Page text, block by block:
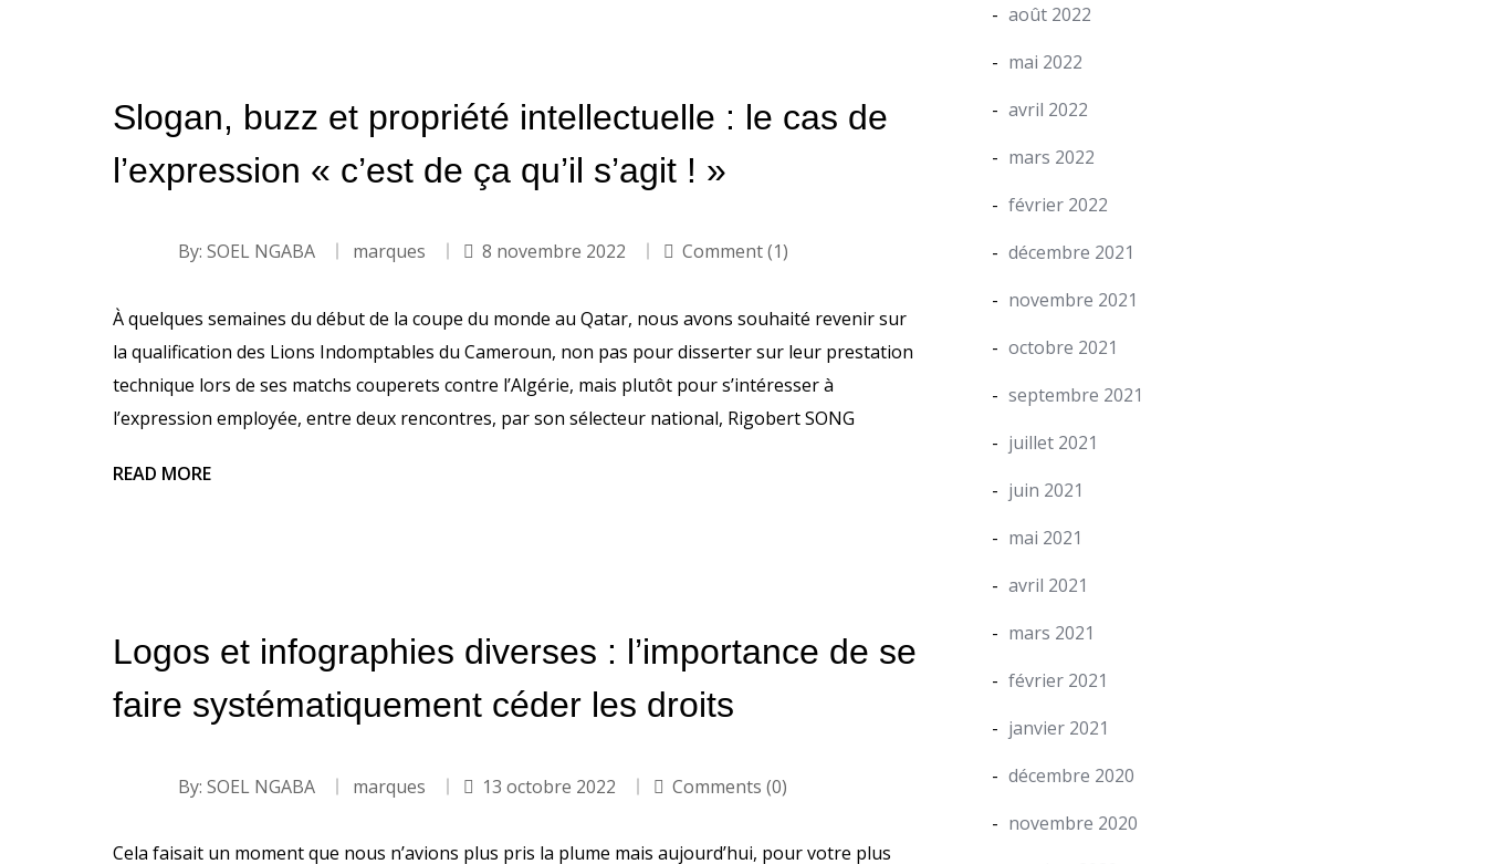
Slogan, buzz et propriété intellectuelle : le cas de
l’expression « c’est de ça qu’il s’agit ! »
By: SOEL NGABA marques 8 novembre 2022 Comment (1)
À quelques semaines du début de la coupe du monde au Qatar, nous avons souhaité revenir sur
la qualification des Lions Indomptables du Cameroun, non pas pour disserter sur leur prestation
technique lors de ses matchs couperets contre l’Algérie, mais plutôt pour s’intéresser à
l’expression employée, entre deux rencontres, par son sélecteur national, Rigobert SONG
READ MORE
Logos et infographies diverses : l’importance de se
faire systématiquement céder les droits
By: SOEL NGABA marques 13 octobre 2022 Comments (0)
Cela faisait un moment que nous n’avions plus pris la plume mais aujourd’hui, pour votre plus
août 2022
mai 2022
avril 2022
mars 2022
février 2022
décembre 2021
novembre 2021
octobre 2021
septembre 2021
juillet 2021
juin 2021
mai 2021
avril 2021
mars 2021
février 2021
janvier 2021
décembre 2020
novembre 2020